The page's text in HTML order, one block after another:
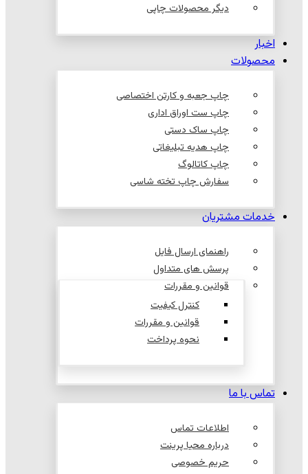
دیگر محصولات چاپی
اخبار
محصولات
چاپ جعبه و کارتن اختصاصی
چاپ ست اوراق اداری
چاپ ساک دستی
چاپ هدیه تبلیغاتی
چاپ کاتالوگ
سفارش چاپ تخته شاسی
خدمات مشتریان
راهنمای ارسال فایل
پرسش های متداول
قوانین و مقررات
کنترل کیفیت
قوانین و مقررات
نحوه پرداخت
تماس با ما
اطلاعات تماس
درباره محیا پرینت
حریم خصوصی